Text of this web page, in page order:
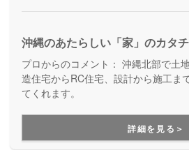
沖縄のあたらしい「家」のカタチ
プロからのコメント： 沖縄北部で土
造住宅からRC住宅、設計から施工ま
てくれます。
詳細を見る＞